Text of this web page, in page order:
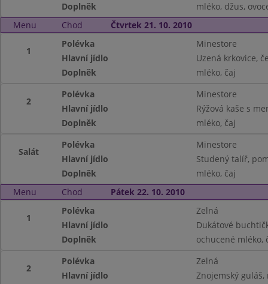
Doplněk
mléko, džus,
Menu
Chod Čtvrtek 21. 10. 2010
1
Polévka
Minestore
Hlavní jídlo
Uzená krkovice,
Doplněk
mléko, čaj
2
Polévka
Minestore
Hlavní jídlo
Rýžová kaše s
Doplněk
mléko, čaj
Salát
Polévka
Minestore
Hlavní jídlo
Studený talíř,
Doplněk
mléko, čaj
Menu
Chod Pátek 22. 10. 2010
1
Polévka
Zelná
Hlavní jídlo
Dukátové
Doplněk
ochucené mléko,
2
Polévka
Zelná
Hlavní jídlo
Znojemský guláš,